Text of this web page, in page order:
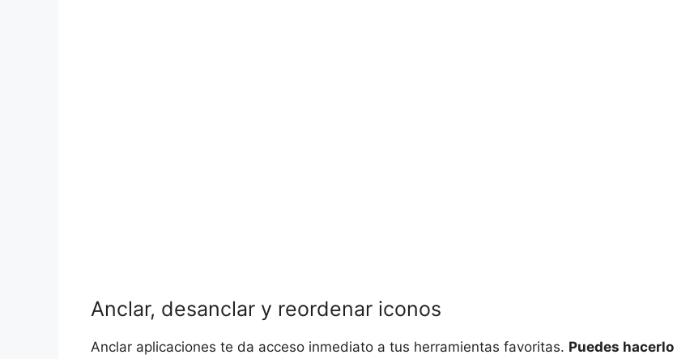
Anclar, desanclar y reordenar iconos
Anclar aplicaciones te da acceso inmediato a tus herramientas favoritas. Puedes hacerlo